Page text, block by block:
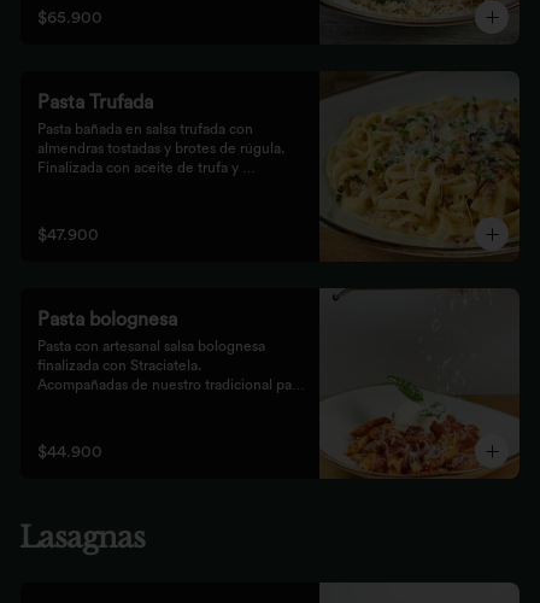
$65.900
Pasta Trufada
Pasta bañada en salsa trufada con
almendras tostadas y brotes de rúgula.
Finalizada con aceite de trufa y
$47.900
Pasta bolognesa
Pasta con artesanal salsa bolognesa
finalizada con Straciatela.
Acompañadas de nuestro tradicional pan
$44.900
Lasagnas